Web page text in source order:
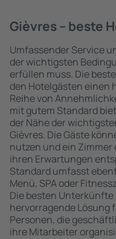
Gièvres – beste
Umfassender Service
der wichtigsten
erfüllen muss. Die
den Hotelgästen einen
Reihe von
mit gutem Standard
der Nähe der
Gièvres. Die Gäste
nutzen und ein
ihren Erwartungen
Standard umfasst
Menü, SPA oder
Die besten Unterkünfte
hervorragende Lösung
Personen, die
ihre Mitarbeiter